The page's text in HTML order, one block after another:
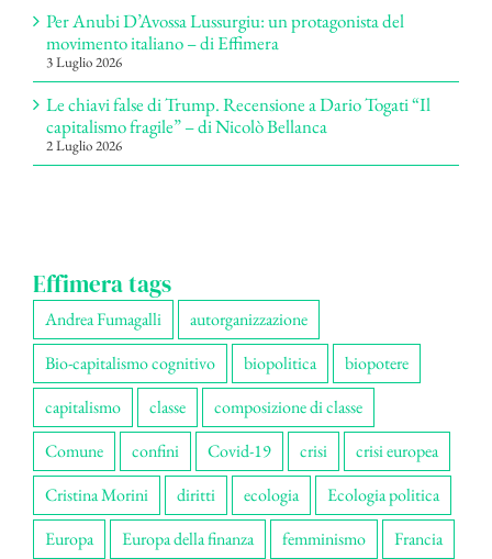
Per Anubi D’Avossa Lussurgiu: un protagonista del
movimento italiano – di Effimera
3 Luglio 2026
Le chiavi false di Trump. Recensione a Dario Togati “Il
capitalismo fragile” – di Nicolò Bellanca
2 Luglio 2026
Effimera tags
Andrea Fumagalli
autorganizzazione
Bio-capitalismo cognitivo
biopolitica
biopotere
capitalismo
classe
composizione di classe
Comune
confini Covid-19 crisi
crisi europea
Cristina Morini
diritti ecologia
Ecologia politica
Europa
Europa della finanza femminismo Francia